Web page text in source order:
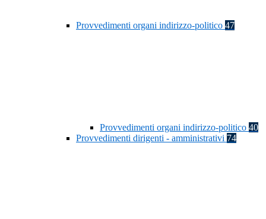
Provvedimenti organi indirizzo-politico 47
Provvedimenti organi indirizzo-politico 40
Provvedimenti dirigenti - amministrativi 74